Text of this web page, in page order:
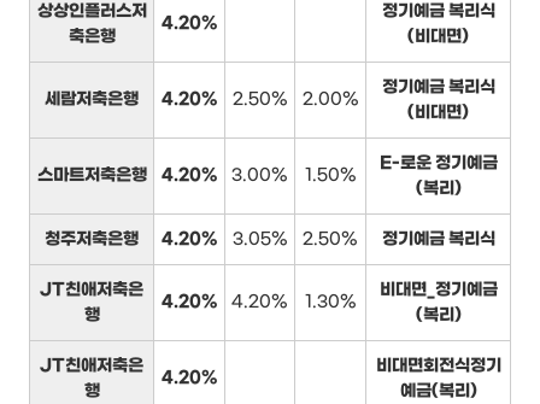
상상인플러스저
축은행
4.20%
정기예금 복리식
(비대면)
세람저축은행 4.20% 2.50% 2.00%
정기예금 복리식
(비대면)
스마트저축은행 4.20% 3.00% 1.50%
E-로운 정기예금
(복리)
청주저축은행 4.20% 3.05% 2.50% 정기예금 복리식
JT친애저축은
행
4.20% 4.20% 1.30%
비대면_정기예금
(복리)
JT친애저축은
행
4.20%
비대면회전식정기
예금(복리)